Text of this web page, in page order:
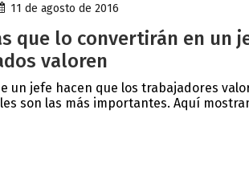
11 de agosto de 2016
que lo convertirán en un
valoren
un jefe hacen que los trabajadores
son las más importantes. Aquí